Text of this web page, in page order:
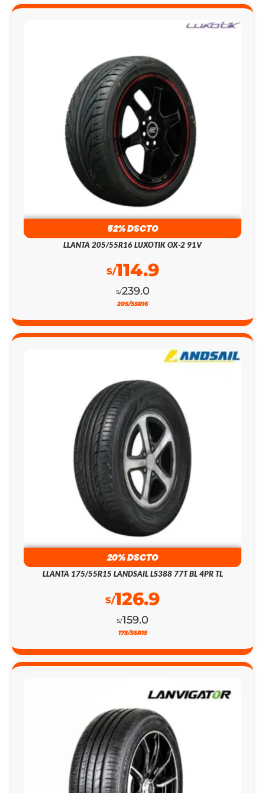
52% DSCTO
LLANTA 205/55R16 LUXOTIK OX-2 91V
S/239.0
S/114.9
205/55R16
20% DSCTO
LLANTA 175/55R15 LANDSAIL LS388 77T BL 4PR TL
S/159.0
S/126.9
175/55R15